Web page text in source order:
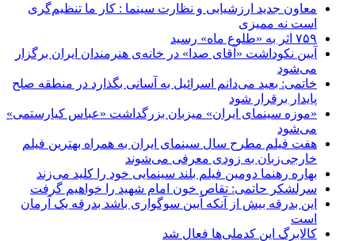
معاون جدید ارزشیابی و نظارت سینما : کار ما تنظیم‌گری
است نه ممیزی
۷۵۹ اثر به «طلوع ماه» رسید
آیین نکوداشت «آقای صدا» در خانه‌ی هنرمندان ایران برگزار
می‌شود
خاتمی: بعید می‌دانم اسرائیل به آسانی بگذارد در منطقه صلح
پایدار برقرار شود
«موزه سینمای ایران» میزبان بزرگداشت «عباس کیارستمی»
می‌شود
هفت فیلم مطرح سال سینمای ایران به همراه بهترین فیلم
خارجی‌زبان به زودی معرفی می‌شوند
بهاره رهنما دومین فیلم بلند سینمایی خود را کلید می‌زند
سرلشکر حاتمی: تقاص خون امام شهید را خواهیم گرفت
این بدرقه بیش از آنکه آیین سوگواری باشد بدرقه یک آرمان
است
کالابرگ این کدملی‌ها فعال شد